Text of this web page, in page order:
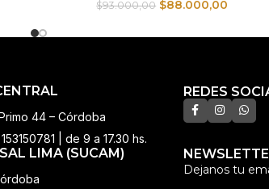
$93.000,00 $88.000,00
44 – Córdoba
| de 9 a 17.30 hs.
LIMA (SUCAM)
REDES
Dejanos tu